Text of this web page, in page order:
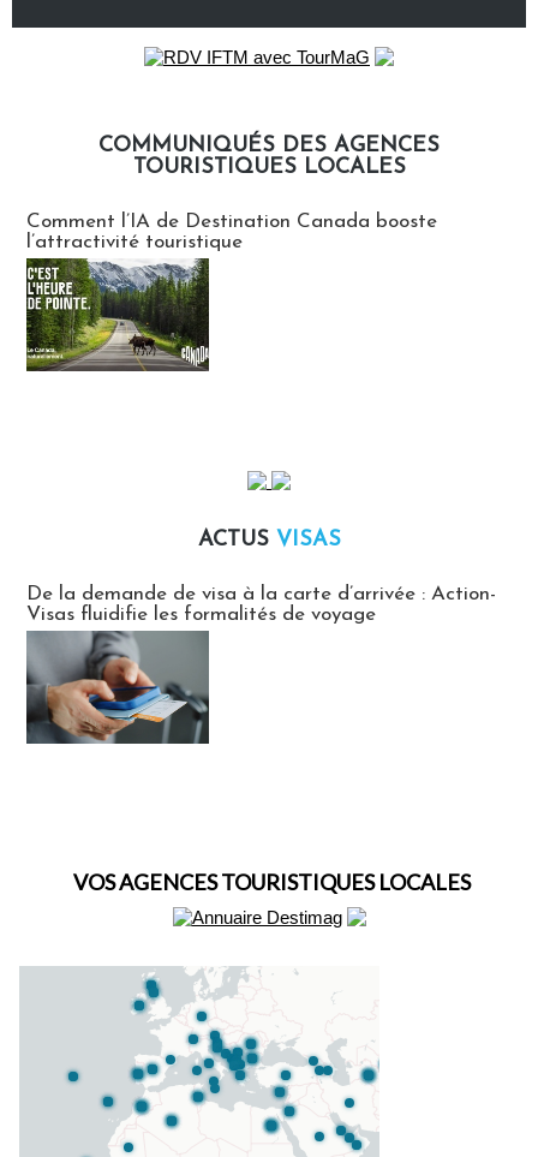
COMMUNIQUÉS DES AGENCES
TOURISTIQUES LOCALES
Comment l’IA de Destination Canada booste
l’attractivité touristique
ACTUS VISAS
De la demande de visa à la carte d’arrivée : Action-
Visas fluidifie les formalités de voyage
VOS AGENCES TOURISTIQUES LOCALES